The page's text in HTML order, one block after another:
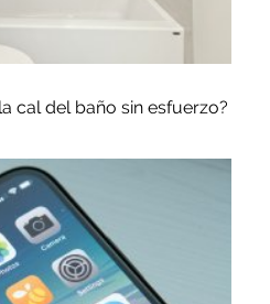
cal del baño sin esfuerzo?